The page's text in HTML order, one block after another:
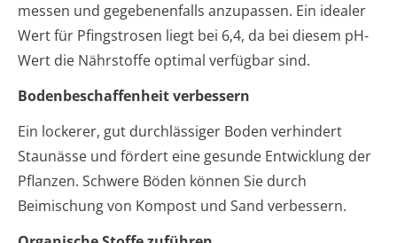
messen und gegebenenfalls anzupassen. Ein idealer
Wert für Pfingstrosen liegt bei 6,4, da bei diesem pH-
Wert die Nährstoffe optimal verfügbar sind.
Bodenbeschaffenheit verbessern
Ein lockerer, gut durchlässiger Boden verhindert
Staunässe und fördert eine gesunde Entwicklung der
Pflanzen. Schwere Böden können Sie durch
Beimischung von Kompost und Sand verbessern.